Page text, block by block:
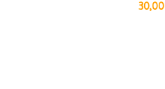
30,00